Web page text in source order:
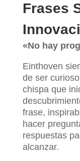
Frases
«No hay
Einthoven
de ser
chispa que
frase,
hacer
respuestas
alcanzar.